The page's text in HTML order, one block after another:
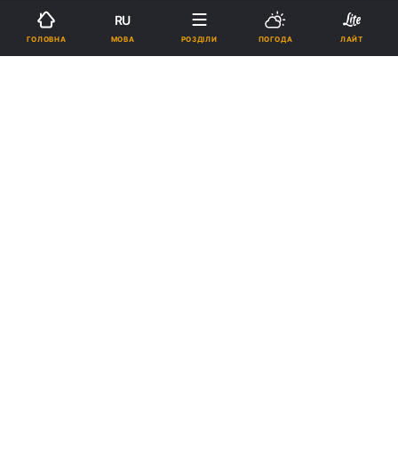
11:26, 10.09.21 2 хв. 5017
Підпишіться на нас в Google
ГОЛОВНА
RU
МОВА РОЗДІЛИ ПОГОДА ЛАЙТ